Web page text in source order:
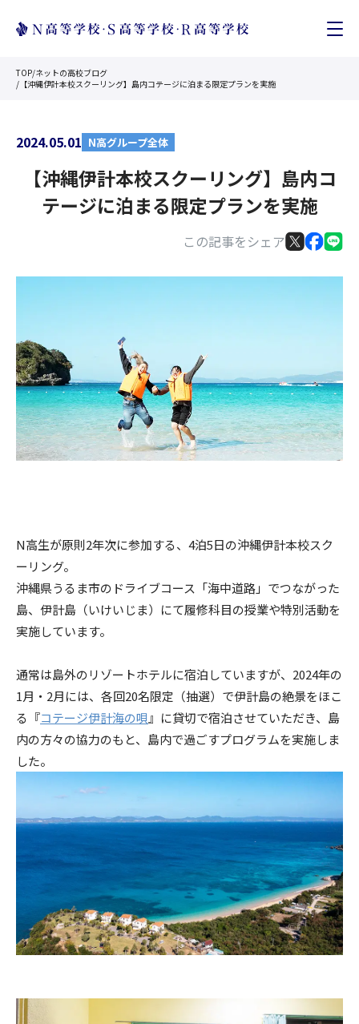
TOP/ネットの高校ブログ
/ 【沖縄伊計本校スクーリング】島内コテージに泊まる限定プランを実施
2024.05.01 N高グループ全体
この記事をシェア
【沖縄伊計本校スクーリング】島内コ
テージに泊まる限定プランを実施
N高生が原則2年次に参加する、4泊5日の沖縄伊計本校スク
ーリング。
沖縄県うるま市のドライブコース「海中道路」でつながった
島、伊計島（いけいじま）にて履修科目の授業や特別活動を
実施しています。
通常は島外のリゾートホテルに宿泊していますが、2024年の
1月・2月には、各回20名限定（抽選）で伊計島の絶景をほこ
る『コテージ伊計海の唄 』に貸切で宿泊させていただき、島
内の方々の協力のもと、島内で過ごすプログラムを実施しま
した。